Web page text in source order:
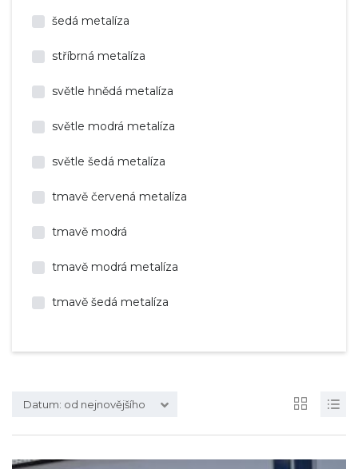
šedá metalíza
stříbrná metalíza
světle hnědá metalíza
světle modrá metalíza
světle šedá metalíza
tmavě červená metalíza
tmavě modrá
tmavě modrá metalíza
tmavě šedá metalíza
Datum: od nejnovějšího